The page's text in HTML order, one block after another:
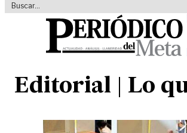
Editorial | Lo